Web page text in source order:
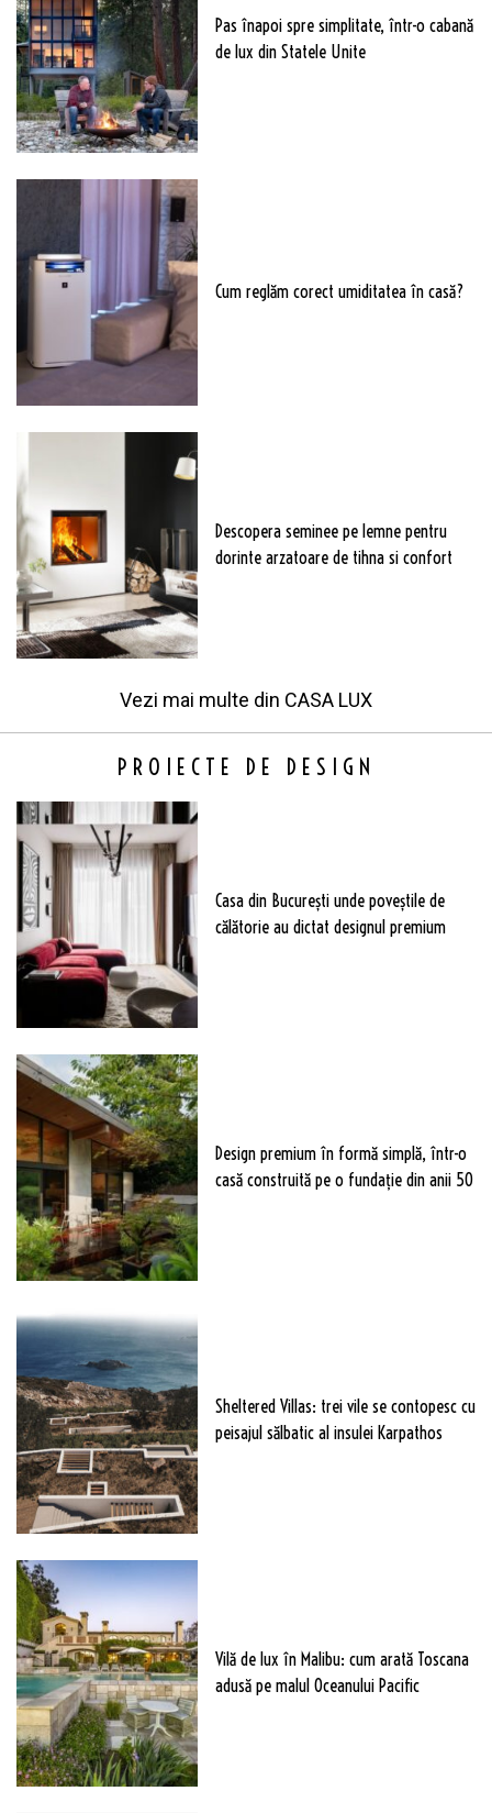
Pas înapoi spre simplitate, într-o cabană
de lux din Statele Unite
Cum reglăm corect umiditatea în casă?
Descopera seminee pe lemne pentru
dorinte arzatoare de tihna si confort
Vezi mai multe din CASA LUX
PROIECTE DE DESIGN
Casa din București unde poveștile de
călătorie au dictat designul premium
Design premium în formă simplă, într-o
casă construită pe o fundație din anii 50
Sheltered Villas: trei vile se contopesc cu
peisajul sălbatic al insulei Karpathos
Vilă de lux în Malibu: cum arată Toscana
adusă pe malul Oceanului Pacific